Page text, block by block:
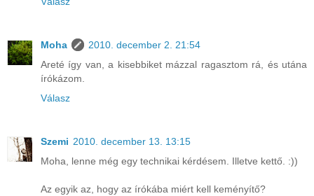
Moha
2010. december 2. 21:54
Areté így van, a kisebbiket mázzal ragasztom rá, és utána
írókázom.
Válasz
Szemi 2010. december 13. 13:15
Moha, lenne még egy technikai kérdésem. Illetve kettő. :))
Az egyik az, hogy az írókába miért kell keményítő?